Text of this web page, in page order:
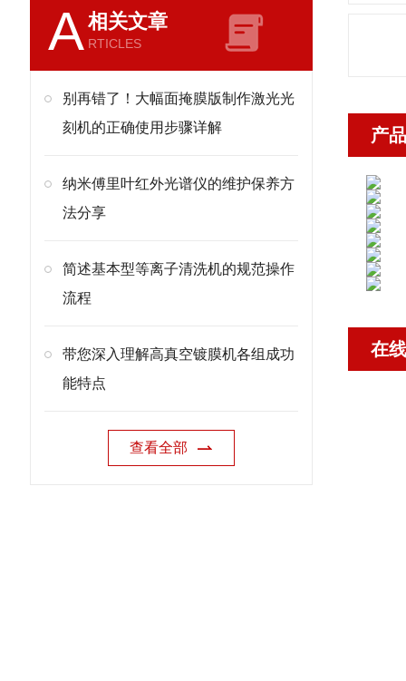
A相关文章
RTICLES
别再错了！大幅面掩膜版制作激光光
刻机的正确使用步骤详解
纳米傅里叶红外光谱仪的维护保养方
法分享
简述基本型等离子清洗机的规范操作
流程
带您深入理解高真空镀膜机各组成功
能特点
查看全部
产
在